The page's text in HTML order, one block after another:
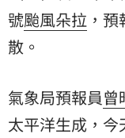
號颱風朵拉 ，
散。
氣象局預報員曾
太平洋生成，